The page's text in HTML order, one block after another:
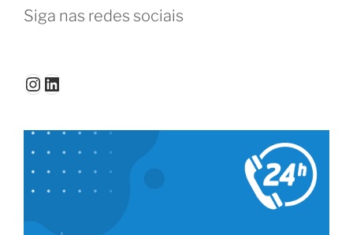
espaços
Siga nas redes sociais
Instagram
LinkedIn